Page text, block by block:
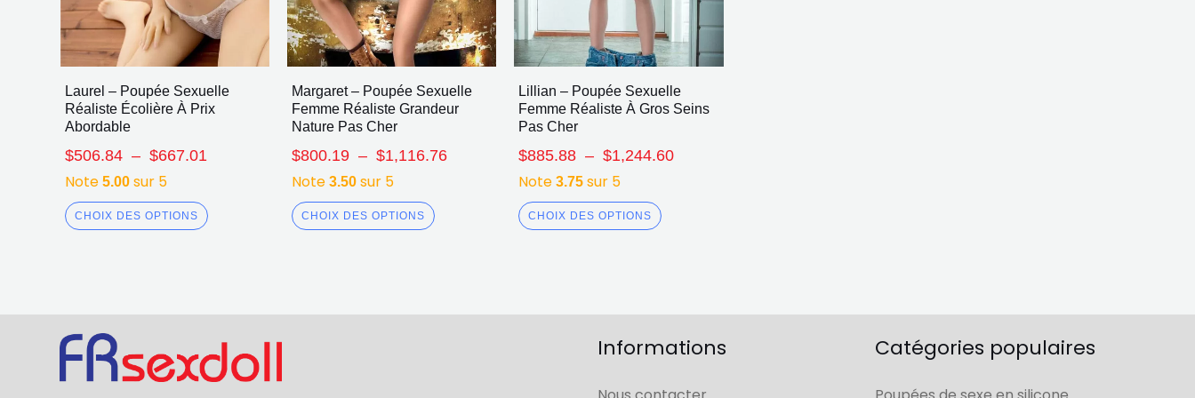
Laurel – Poupée Sexuelle
Réaliste Écolière À Prix
Abordable
$506.84 – $667.01
Note 5.00 sur 5
CHOIX DES OPTIONS
Margaret – Poupée Sexuelle
Femme Réaliste Grandeur
Nature Pas Cher
$800.19 – $1,116.76
Note3.50 sur 5
CHOIX DES OPTIONS
Lillian – Poupée Sexuelle
Femme Réaliste À Gros Seins
Pas Cher
$885.88 – $1,244.60
Note3.75 sur 5
CHOIX DES OPTIONS
Informations Catégories populaires